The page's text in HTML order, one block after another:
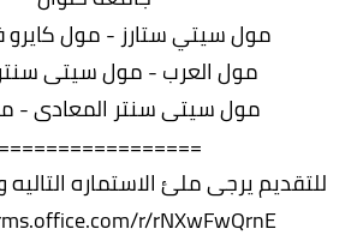
مول سيتي ستارز - مول كايرو
مول العرب - مول سيتى
مول سيتى سنتر المعادى -
للتقديم يرجى ملئ الاستماره
r/rNXwFwQrnE